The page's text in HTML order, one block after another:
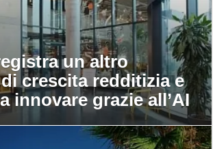
un altro
crescita redditizia e
innovare grazie all’AI